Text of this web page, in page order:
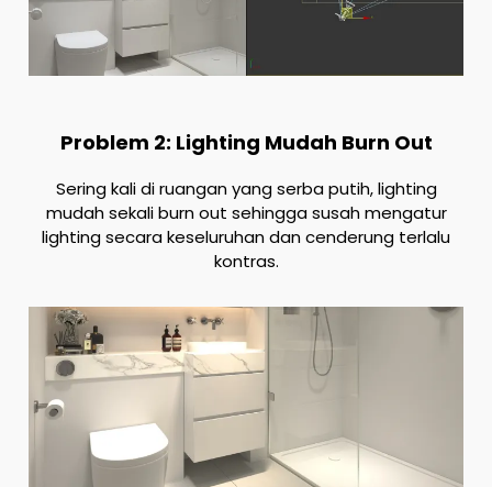
Problem 2: Lighting Mudah Burn Out
Sering kali di ruangan yang serba putih, lighting
mudah sekali burn out sehingga susah mengatur
lighting secara keseluruhan dan cenderung terlalu
kontras.